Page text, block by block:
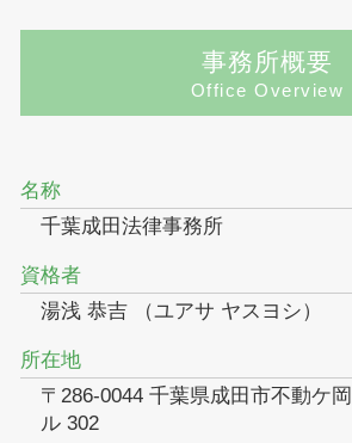
事務所概要
Office Overview
名称
千葉成田法律事務所
資格者
湯浅 恭吉 （ユアサ ヤスヨシ）
所在地
〒286-0044 千葉県成田市不動ケ
ル 302